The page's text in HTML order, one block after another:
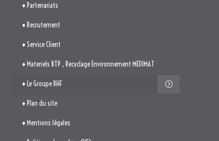
♦ Service Client
♦ Materiels BTP , Recyclage Environnement MEDIMAT
♦ Le Groupe RHF
♦ Plan du site
♦ Mentions légales
♦ Politique de cookies (UE)